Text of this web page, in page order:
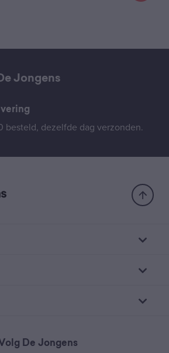
Jongens
besteld, dezelfde dag verzonden.
De Jongens